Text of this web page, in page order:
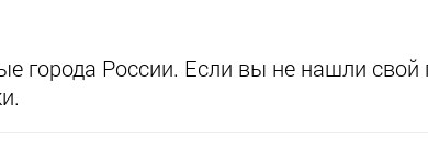
города России. Если вы не нашли свой